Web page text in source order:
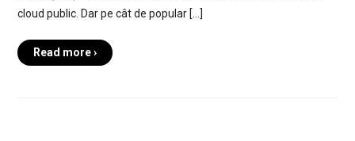
cloud public. Dar pe cât de popular […]
Read more ›